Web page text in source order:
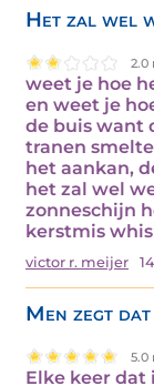
Het zal wel
2.0
weet je hoe
en weet je
de buis want
tranen
het aankan,
het zal wel
zonneschijn
kerstmis
victor r. meijer
Men zegt
5.0
Elke keer dat